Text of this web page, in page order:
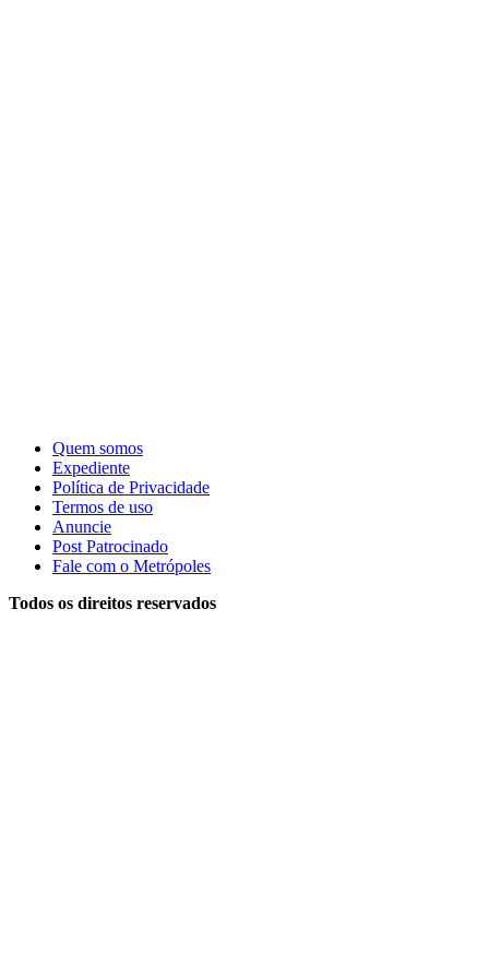
Quem somos
Expediente
Política de Privacidade
Termos de uso
Anuncie
Post Patrocinado
Fale com o Metrópoles
Todos os direitos reservados